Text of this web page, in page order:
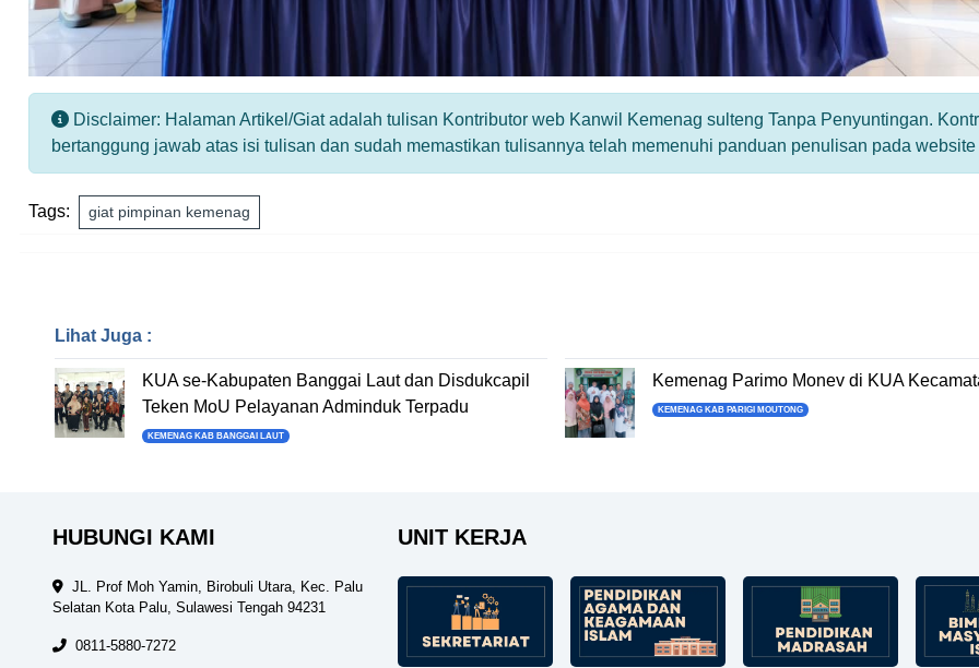
Disclaimer: Halaman Artikel/Giat adalah tulisan Kontributor web Kanwil Kemenag sulteng Tanpa Penyuntingan.
bertanggung jawab atas isi tulisan dan sudah memastikan tulisannya telah memenuhi panduan penulisan pada
Tags: giat pimpinan kemenag
Lihat Juga :
KUA se-Kabupaten Banggai Laut dan Disdukcapil
Teken MoU Pelayanan Adminduk Terpadu
KEMENAG KAB BANGGAI LAUT
Kemenag Parimo Monev di KUA
KEMENAG KAB PARIGI MOUTONG
HUBUNGI KAMI
JL. Prof Moh Yamin, Birobuli Utara, Kec. Palu
Selatan Kota Palu, Sulawesi Tengah 94231
0811-5880-7272
UNIT KERJA